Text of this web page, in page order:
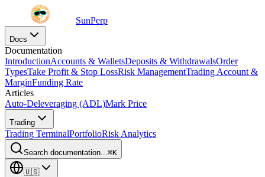
SunPerp
Docs
Documentation
IntroductionAccounts & WalletsDeposits & WithdrawalsOrder
TypesTake Profit & Stop LossRisk ManagementTrading Account &
MarginFunding Rate
Articles
Auto-Deleveraging (ADL)Mark Price
Trading
Trading TerminalPortfolioRisk Analytics
Search documentation...⌘K
🇺🇸